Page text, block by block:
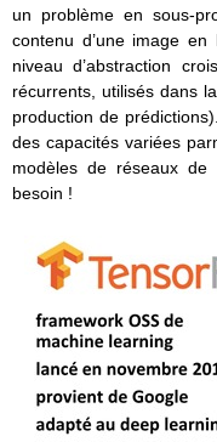
un problème en sous-
contenu d’une image
niveau d’abstraction
récurrents, utilisés dans
production de
des capacités variées
modèles de réseaux
besoin !